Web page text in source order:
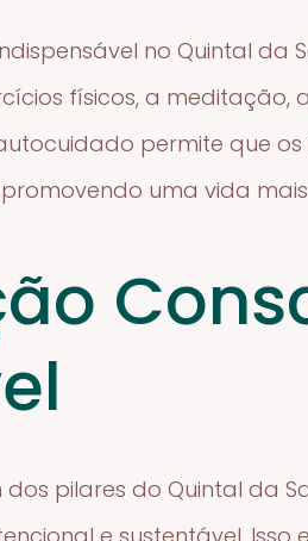
no Quintal da
físicos, a meditação,
permite que
uma vida
pilares do Quintal da